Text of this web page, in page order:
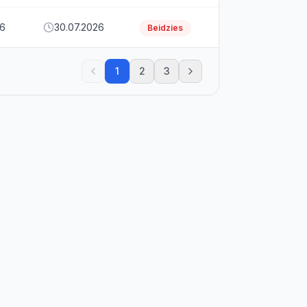
30.07.2026 Beidzies
1 2 3